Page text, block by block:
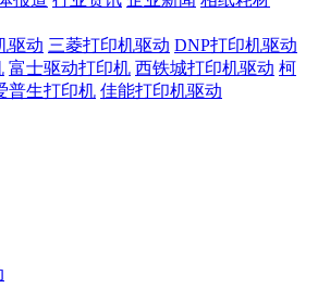
驱动 三菱打印机驱动 DNP打印机驱动
富士驱动打印机 西铁城打印机驱动 柯
普生打印机 佳能打印机驱动